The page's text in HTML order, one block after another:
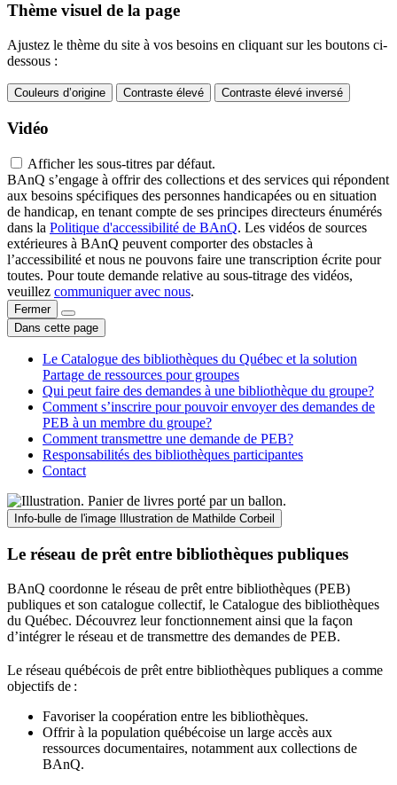
Thème visuel de la page
Ajustez le thème du site à vos besoins en cliquant sur les boutons ci-
dessous :
Couleurs d’origine Contraste élevé Contraste élevé inversé
Vidéo
Afficher les sous-titres par défaut.
BAnQ s’engage à offrir des collections et des services qui répondent
aux besoins spécifiques des personnes handicapées ou en situation
de handicap, en tenant compte de ses principes directeurs énumérés
dans la Politique d'accessibilité de BAnQ. Les vidéos de sources
extérieures à BAnQ peuvent comporter des obstacles à
l’accessibilité et nous ne pouvons faire une transcription écrite pour
toutes. Pour toute demande relative au sous-titrage des vidéos,
veuillez communiquer avec nous.
Fermer
Dans cette page
Le Catalogue des bibliothèques du Québec et la solution
Partage de ressources pour groupes
Qui peut faire des demandes à une bibliothèque du groupe?
Comment s’inscrire pour pouvoir envoyer des demandes de
PEB à un membre du groupe?
Comment transmettre une demande de PEB?
Responsabilités des bibliothèques participantes
Contact
Info-bulle de l'image Illustration de Mathilde Corbeil
Le réseau de prêt entre bibliothèques publiques
BAnQ coordonne le réseau de prêt entre bibliothèques (PEB)
publiques et son catalogue collectif, le Catalogue des bibliothèques
du Québec. Découvrez leur fonctionnement ainsi que la façon
d’intégrer le réseau et de transmettre des demandes de PEB.
Le réseau québécois de prêt entre bibliothèques publiques a comme
objectifs de :
Favoriser la coopération entre les bibliothèques.
Offrir à la population québécoise un large accès aux
ressources documentaires, notamment aux collections de
BAnQ.